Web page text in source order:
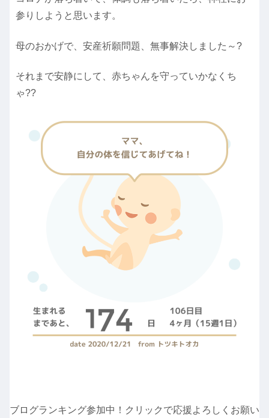
参りしようと思います。
母のおかげで、安産祈願問題、無事解決しました～?
それまで安静にして、赤ちゃんを守っていかなくち
ゃ??
ブログランキング参加中！クリックで応援よろしくお願い